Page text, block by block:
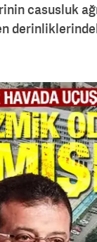
casusluk
en